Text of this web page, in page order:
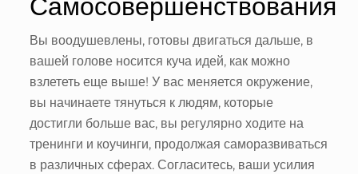
Вы воодушевлены, готовы двигаться дальше, в
вашей голове носится куча идей, как можно
взлететь еще выше! У вас меняется окружение,
вы начинаете тянуться к людям, которые
достигли больше вас, вы регулярно ходите на
тренинги и коучинги, продолжая саморазвиваться
в различных сферах. Согласитесь, ваши усилия